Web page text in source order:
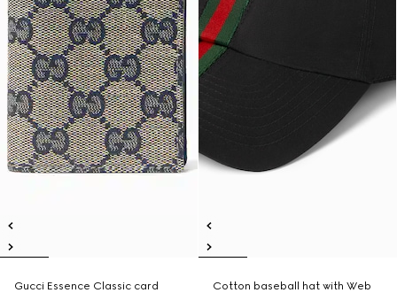
Gucci Essence Classic card
Cotton baseball hat with Web